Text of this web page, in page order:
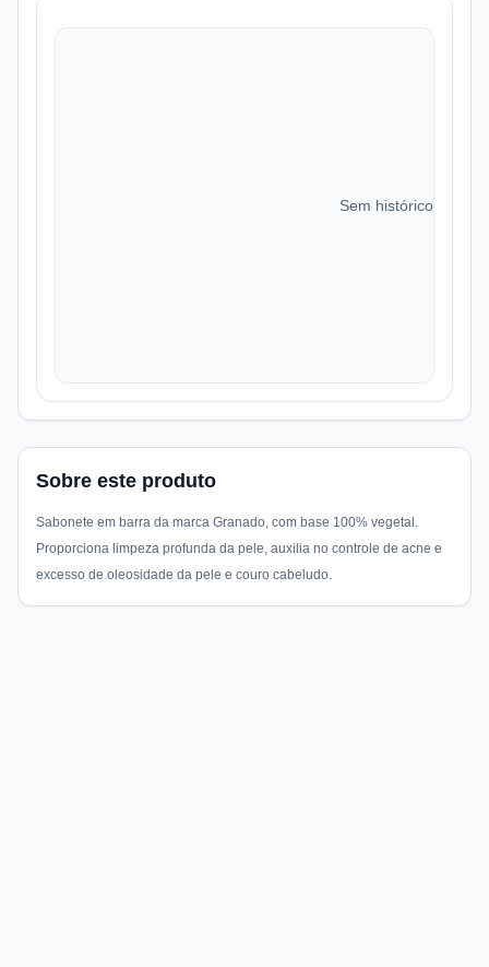
Sem histórico de
Sobre este produto
Sabonete em barra da marca Granado, com base 100% vegetal.
Proporciona limpeza profunda da pele, auxilia no controle de acne e
excesso de oleosidade da pele e couro cabeludo.